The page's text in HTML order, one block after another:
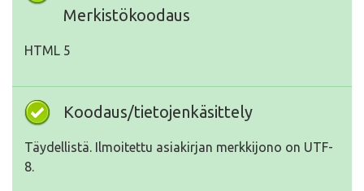
Merkistökoodaus
HTML 5
Koodaus/tietojenkäsittely
Täydellistä. Ilmoitettu asiakirjan merkkijono on UTF-
8.